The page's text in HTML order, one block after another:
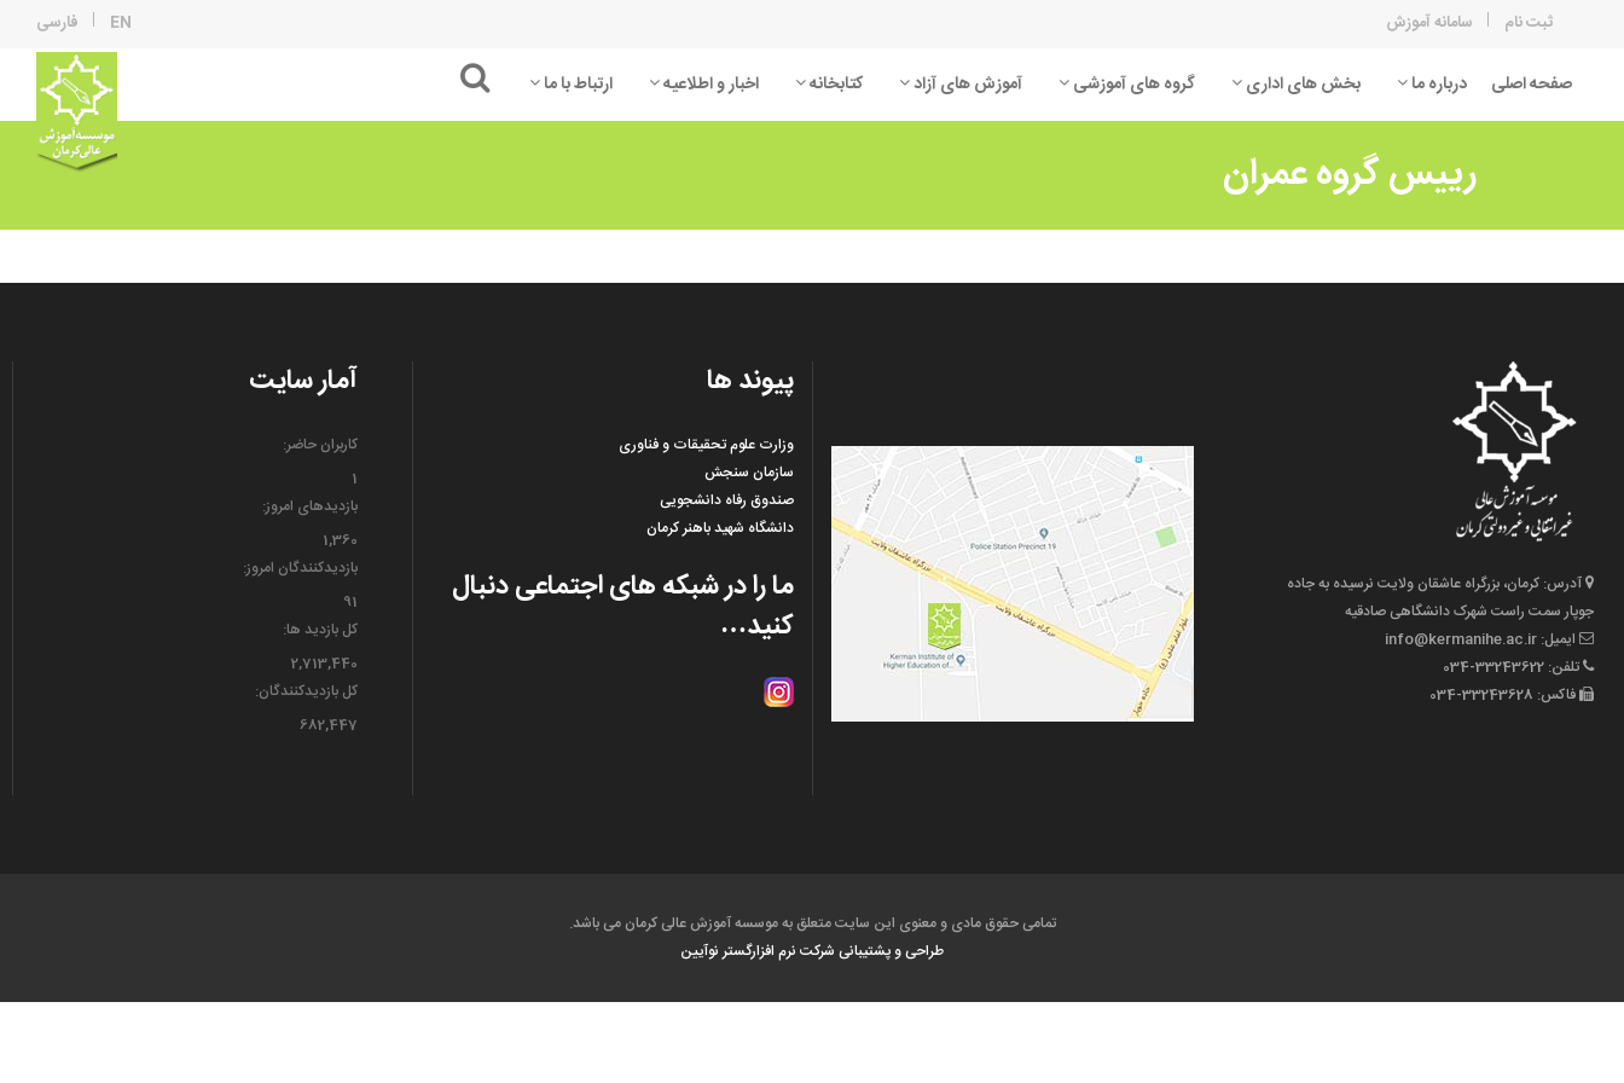
فارسی EN سامانه آموزش ثبت نام
صفحه اصلی درباره ما بخش های اداری گروه های آموزشی
برق روانشناسی معماری
مکانیک
آموزش های آزاد کتابخانه اخبار و اطلاعیه ارتباط با ما
رییس گروه عمران
آمار سایت
کاربران حاضر:
1
بازدیدهای امروز:
1,360
بازدیدکنندگان امروز:
91
کل بازدید ها:
2,713,440
کل بازدیدکنند‌گان:
682,447
پیوند ها
وزارت علوم تحقیقات و فناوری
سازمان سنجش
صندوق رفاه دانشجویی
دانشگاه شهید باهنر کرمان
ما را در شبکه های اجتماعی دنبال
کنید…
آدرس: کرمان، بزرگراه عاشقان ولایت نرسیده به جاده
جوپار سمت راست شهرک دانشگاهی صادقیه
ایمیل: info@kermanihe.ac.ir
تلفن: 33243622-034
فاکس: 33243628-034
تمامی حقوق مادی و معنوی این سایت متعلق به موسسه آموزش عالی کرمان می باشد.
طراحی و پشتیبانی شرکت نرم افزارگستر نوآیین